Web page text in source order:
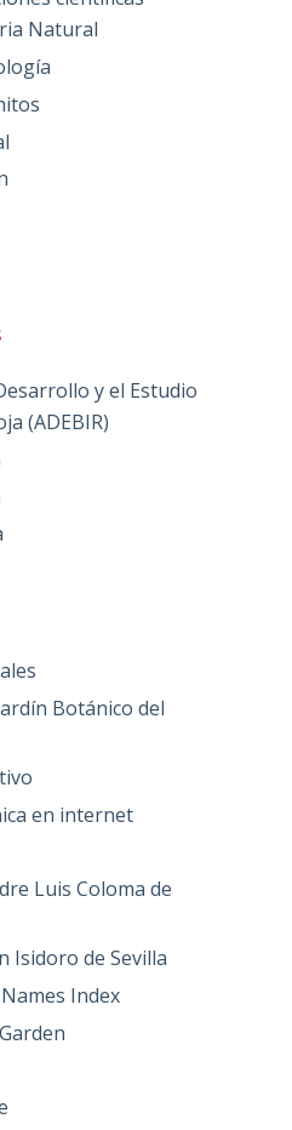
Natural
y el Estudio
(ADEBIR)
Botánico del
en internet
Luis Coloma de
Isidoro de Sevilla
Index